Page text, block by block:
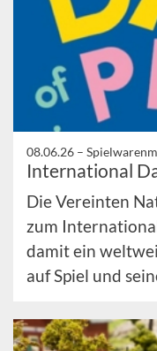
08.06.26 –
International
Die Vereinten
zum
damit ein
auf Spiel und